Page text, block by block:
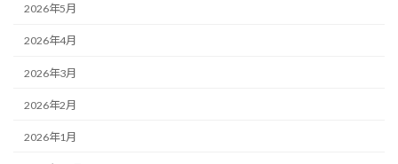
2026年5月
2026年4月
2026年3月
2026年2月
2026年1月